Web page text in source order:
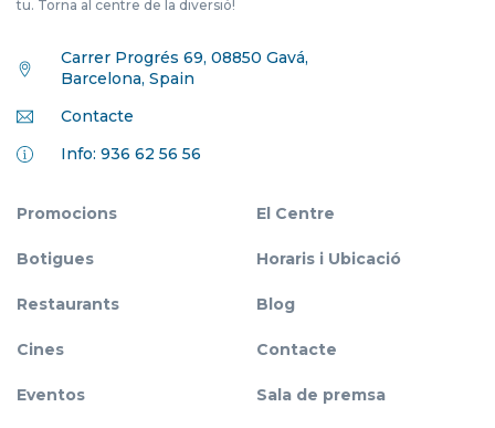
tu. Torna al centre de la diversió!
Carrer Progrés 69, 08850 Gavá,
Barcelona, Spain
Contacte
Info: 936 62 56 56
Promocions
Botigues
Restaurants
Cines
Eventos
El Centre
Horaris i Ubicació
Blog
Contacte
Sala de premsa